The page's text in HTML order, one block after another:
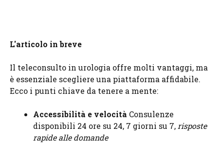
L'articolo in breve
Il teleconsulto in urologia offre molti vantaggi, ma
è essenziale scegliere una piattaforma affidabile.
Ecco i punti chiave da tenere a mente:
Accessibilità e velocità Consulenze
disponibili 24 ore su 24, 7 giorni su 7, risposte
rapide alle domande